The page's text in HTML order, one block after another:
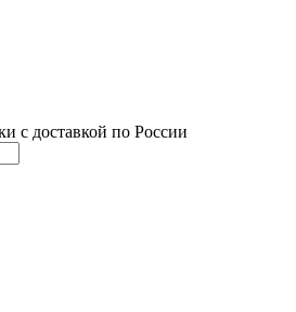
с доставкой по России